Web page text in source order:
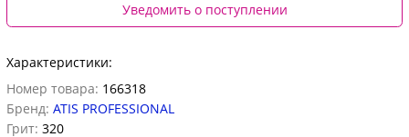
Уведомить о поступлении
Характеристики:
Номер товара: 166318
Бренд: ATIS PROFESSIONAL
Грит: 320